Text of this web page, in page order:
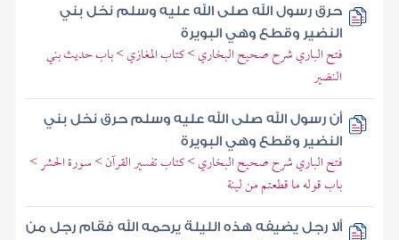
حرق رسول الله صلى الله عليه وسلم نخل بني
النضير وقطع وهي البويرة
فتح الباري شرح صحيح البخاري > كتاب المغازي > باب حديث بني
النضير
أن رسول الله صلى الله عليه وسلم حرق نخل بني
النضير وقطع وهي البويرة
فتح الباري شرح صحيح البخاري > كتاب تفسير القرآن > سورة الحشر >
باب قوله ما قطعتم من لينة
ألا رجل يضيفه هذه الليلة يرحمه الله فقام رجل من